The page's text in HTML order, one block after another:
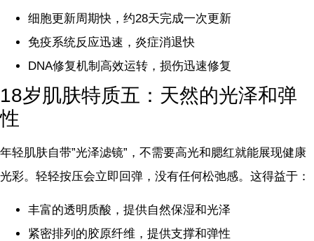
细胞更新周期快，约28天完成一次更新
免疫系统反应迅速，炎症消退快
DNA修复机制高效运转，损伤迅速修复
18岁肌肤特质五：天然的光泽和弹
性
年轻肌肤自带”光泽滤镜”，不需要高光和腮红就能展现健康
光彩。轻轻按压会立即回弹，没有任何松弛感。这得益于：
丰富的透明质酸，提供自然保湿和光泽
紧密排列的胶原纤维，提供支撑和弹性